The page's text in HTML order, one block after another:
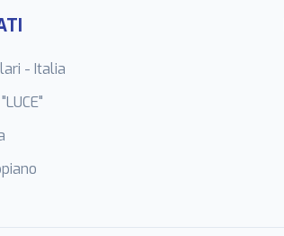
- Italia